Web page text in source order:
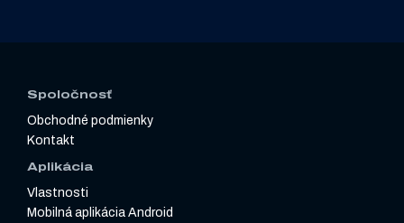
Spoločnosť
Obchodné podmienky
Kontakt
Aplikácia
Vlastnosti
Mobilná aplikácia Android